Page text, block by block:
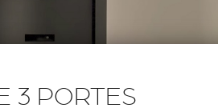
3 PORTES